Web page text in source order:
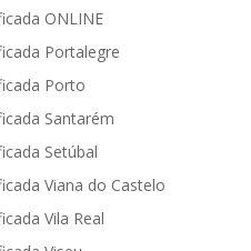
ONLINE
Portalegre
Porto
Santarém
Setúbal
Viana do Castelo
Vila Real